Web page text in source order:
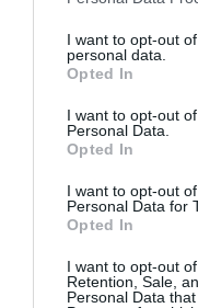
not limited to your visit
grant or deny consent
use your data for
consent section.
I want to opt-out
personal data.
Opted In
I want to opt-out
Personal Data.
Opted In
I want to opt-out
Personal Data for
Opted In
I want to opt-out
Retention, Sale,
Personal Data
zónarendszert
mutatják, hogy az
biztonságos
Sárga jelzés
szabad belépni,
zónában nem
figyelmeztető
hatóságok azt
hátsó,
csodálják a tájat,